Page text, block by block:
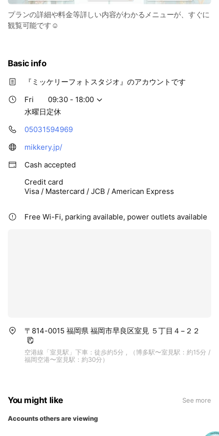
プランの詳細や料金等詳しい内容がわかるメニューが、すぐに
観覧可能です☺️
Basic info
『ミッケリーフォトスタジオ』のアカウントです
Fri
09:30 - 18:00
水曜日定休
05031594969
mikkery.jp/
Cash accepted
Credit card
Visa / Mastercard / JCB / American Express
Free Wi-Fi, parking available, power outlets available
〒814-0015 福岡県 福岡市早良区室見 ５丁目４−２２
空港線「室見駅」下車：徒歩約5分 , （博多駅〜室見駅：約15分 /
福岡空港〜室見駅：約30分）
You might like See more
Accounts others are viewing